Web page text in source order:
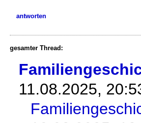
antworten
gesamter Thread:
11.08.2025,